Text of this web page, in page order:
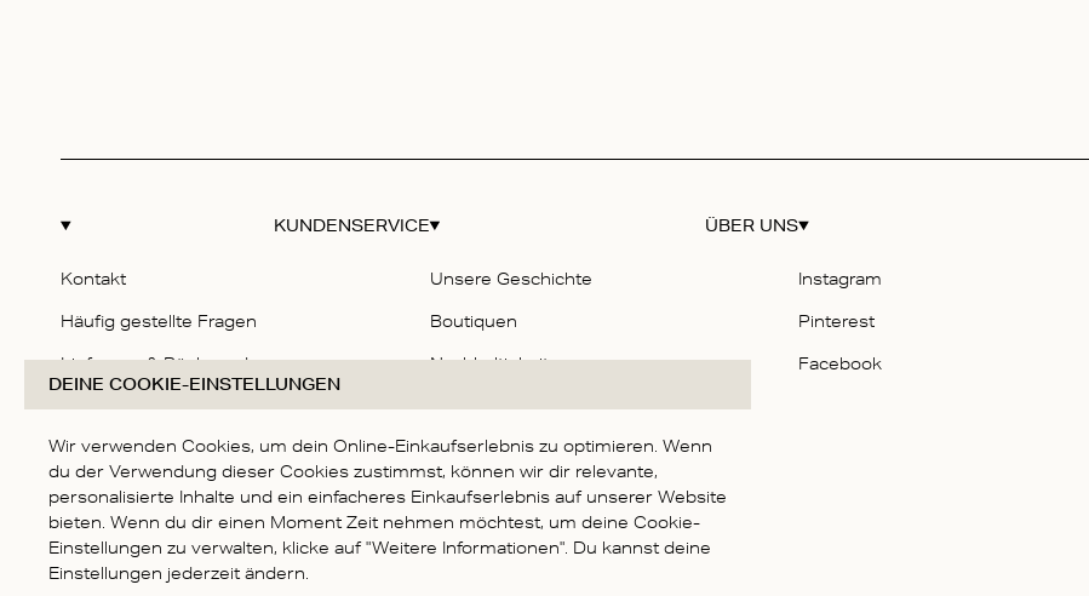
KUNDENSERVICE
Kontakt
Häufig gestellte Fragen
Lieferung & Rücksendung
Größentabelle
ÜBER UNS
Unsere Geschichte
Boutiquen
Nachhaltigkeit
Karriere
Allgemeine Geschäftsbedingungen
Datenschutzbestimmungen
Impressum
Instagram
Pinterest
Facebook
DEINE COOKIE-EINSTELLUNGEN
Wir verwenden Cookies, um dein Online-Einkaufserlebnis zu optimieren. Wenn
du der Verwendung dieser Cookies zustimmst, können wir dir relevante,
personalisierte Inhalte und ein einfacheres Einkaufserlebnis auf unserer Website
bieten. Wenn du dir einen Moment Zeit nehmen möchtest, um deine Cookie-
Einstellungen zu verwalten, klicke auf "Weitere Informationen". Du kannst deine
Einstellungen jederzeit ändern.